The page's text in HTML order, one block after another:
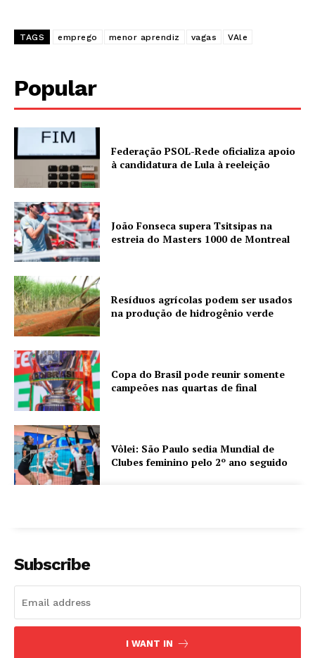
TAGS emprego menor aprendiz vagas VAle
Popular
Federação PSOL-Rede oficializa apoio
à candidatura de Lula à reeleição
João Fonseca supera Tsitsipas na
estreia do Masters 1000 de Montreal
Resíduos agrícolas podem ser usados
na produção de hidrogênio verde
Copa do Brasil pode reunir somente
campeões nas quartas de final
Vôlei: São Paulo sedia Mundial de
Clubes feminino pelo 2º ano seguido
Subscribe
I WANT IN